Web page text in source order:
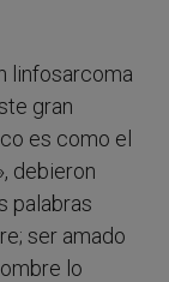
linfosarcoma
gran
es como el
debieron
palabras
ser amado
lo